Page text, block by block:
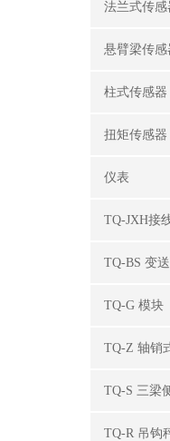
法兰式传感
悬臂梁传感
柱式传感器
扭矩传感器
仪表
TQ-JXH接
TQ-BS 变
TQ-G 模块
TQ-Z 轴销
TQ-S 三梁
TQ-R 吊钩